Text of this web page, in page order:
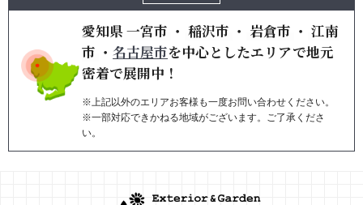
愛知県一宮市 ・ 稲沢市 ・ 岩倉市 ・ 江南
市 ・名古屋市を中心としたエリアで地元
密着で展開中！
※上記以外のエリアお客様も一度お問い合わせください。
※一部対応できかねる地域がございます。ご了承くださ
い。